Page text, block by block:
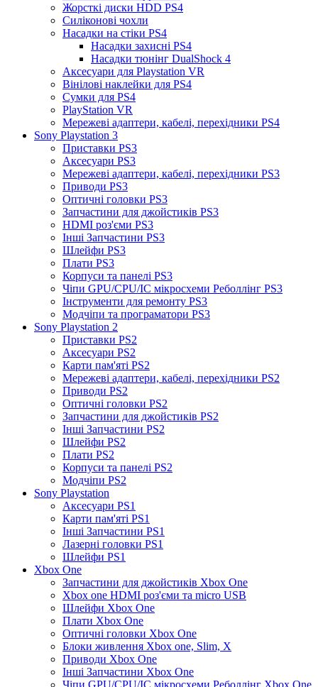
Жорсткі диски HDD PS4
Силіконові чохли
Насадки на стіки PS4
Насадки захисні PS4
Насадки тюнінг DualShock 4
Аксесуари для Playstation VR
Вінілові наклейки для PS4
Сумки для PS4
PlayStation VR
Мережеві адаптери, кабелі, перехідники PS4
Sony Playstation 3
Приставки PS3
Аксесуари PS3
Мережеві адаптери, кабелі, перехідники PS3
Приводи PS3
Оптичні головки PS3
Запчастини для джойстиків PS3
HDMI роз'єми PS3
Інші Запчастини PS3
Шлейфи PS3
Плати PS3
Корпуси та панелі PS3
Чіпи GPU/CPU/IC мікросхеми Реболлінг PS3
Інструменти для ремонту PS3
Модчіпи та програматори PS3
Sony Playstation 2
Приставки PS2
Аксесуари PS2
Карти пам'яті PS2
Мережеві адаптери, кабелі, перехідники PS2
Приводи PS2
Оптичні головки PS2
Запчастини для джойстиків PS2
Інші Запчастини PS2
Шлейфи PS2
Плати PS2
Корпуси та панелі PS2
Модчіпи PS2
Sony Playstation
Аксесуари PS1
Карти пам'яті PS1
Інші Запчастини PS1
Лазерні головки PS1
Шлейфи PS1
Xbox One
Запчастини для джойстиків Xbox One
Xbox one HDMI роз'єми та micro USB
Шлейфи Xbox One
Плати Xbox One
Оптичні головки Xbox One
Блоки живлення Xbox one, Slim, X
Приводи Xbox One
Інші Запчастини Xbox One
Чіпи GPU/CPU/IC мікросхеми Реболлінг Xbox One